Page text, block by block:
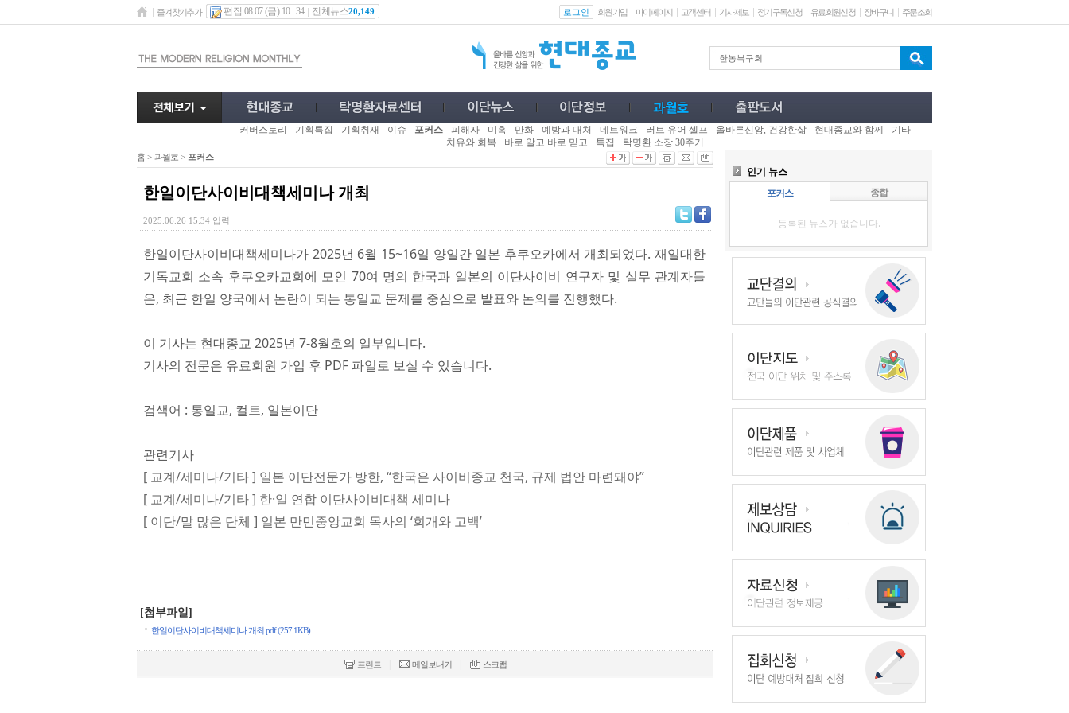
즐겨찾기추가 편집 08.07 (금) 10 : 34 전체뉴스20,149 로그인 회원가입 마이페이지 고객센터 기사제보 정기구독신청 유료회원신청 장바구니 주문조회
커버스토리 기획특집 기획취재 이슈 포커스 피해자 미혹 만화 예방과 대처 네트워크 러브 유어 셀프 올바른신앙, 건강한삶 현대종교와 함께
기타
치유와 회복
바로 알고 바로 믿고 특집 탁명환 소장 30주기
홈 > 과월호 > 포커스
한일이단사이비대책세미나 개최
2025.06.26 15:34 입력
한일이단사이비대책세미나가 2025년 6월 15~16일 양일간 일본 후쿠오카에서 개최되었다. 재일대한
기독교회 소속 후쿠오카교회에 모인 70여 명의 한국과 일본의 이단사이비 연구자 및 실무 관계자들
은, 최근 한일 양국에서 논란이 되는 통일교 문제를 중심으로 발표와 논의를 진행했다.
이 기사는 현대종교 2025년 7-8월호의 일부입니다.
기사의 전문은 유료회원 가입 후 PDF 파일로 보실 수 있습니다.
검색어 : 통일교, 컬트, 일본이단
관련기사
[ 교계/세미나/기타 ] 일본 이단전문가 방한, “한국은 사이비종교 천국, 규제 법안 마련돼야”
[ 교계/세미나/기타 ] 한·일 연합 이단사이비대책 세미나
[ 이단/말 많은 단체 ] 일본 만민중앙교회 목사의 ‘회개와 고백’
[첨부파일]
한일이단사이비대책세미나 개최.pdf (257.1KB)
프린트 메일보내기 스크랩
인기 뉴스
포커스
종합
등록된 뉴스가 없습니다.